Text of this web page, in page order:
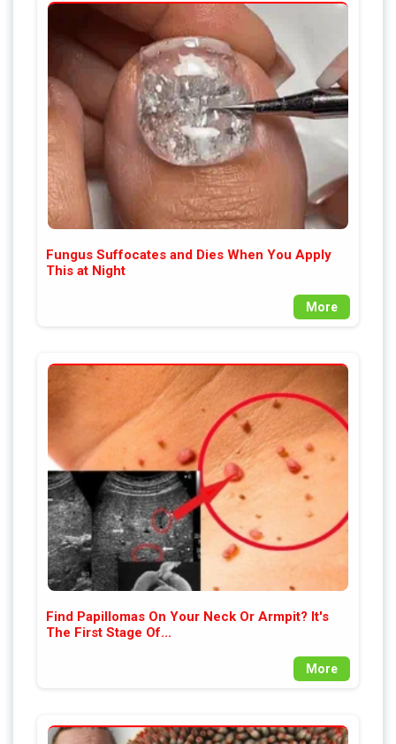
Fungus Suffocates and Dies When You Apply
This at Night
More
Find Papillomas On Your Neck Or Armpit? It's
The First Stage Of...
More